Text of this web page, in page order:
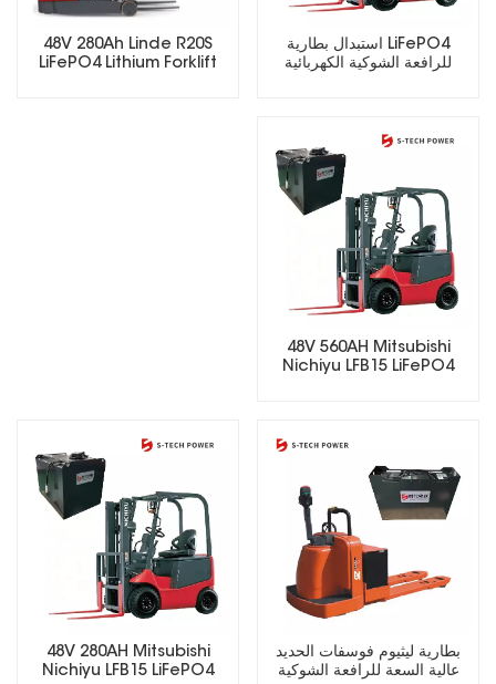
48V 280Ah Linde R20S
LiFePO4 Lithium Forklift
استبدال بطارية LiFePO4
للرافعة الشوكية الكهربائية
48V 560AH Mitsubishi
Nichiyu LFB15 LiFePO4
48V 280AH Mitsubishi
Nichiyu LFB15 LiFePO4
بطارية ليثيوم فوسفات الحديد
عالية السعة للرافعة الشوكية